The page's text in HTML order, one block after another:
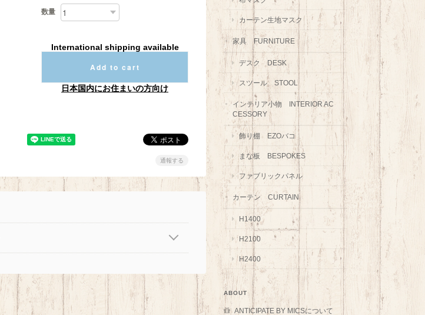
数量
International shipping available
Add to cart
日本国内にお住まいの方向け
通報する
カーテン生地マスク
家具 FURNITURE
デスク DESK
スツール STOOL
インテリア小物 INTERIOR AC
CESSORY
飾り棚 EZOバコ
まな板 BESPOKES
ファブリックパネル
カーテン CURTAIN
H1400
H2100
H2400
ABOUT
ANTICIPATE BY MICSについて